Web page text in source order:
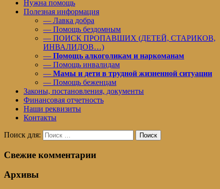
Нужна помощь
Полезная информация
— Лавка добра
— Помощь бездомным
— ПОИСК ПРОПАВШИХ (ДЕТЕЙ, СТАРИКОВ,
ИНВАЛИДОВ…)
— Помощь алкоголикам и наркоманам
— Помощь инвалидам
— Мамы и дети в трудной жизненной ситуации
— Помощь беженцам
Законы, постановления, документы
Финансовая отчетность
Наши реквизиты
Контакты
Поиск для: Поиск
Свежие комментарии
Архивы